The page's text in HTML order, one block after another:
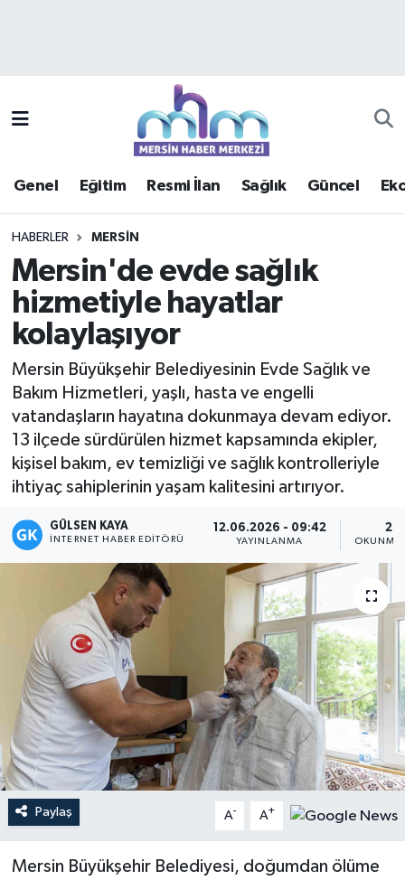
Genel Eğitim Resmi İlan Sağlık Güncel
HABERLER MERSIN
Mersin'de evde sağlık
hizmetiyle hayatlar
kolaylaşıyor
Mersin Büyükşehir Belediyesinin Evde Sağlık ve
Bakım Hizmetleri, yaşlı, hasta ve engelli
vatandaşların hayatına dokunmaya devam ediyor.
13 ilçede sürdürülen hizmet kapsamında ekipler,
kişisel bakım, ev temizliği ve sağlık kontrolleriyle
ihtiyaç sahiplerinin yaşam kalitesini artırıyor.
GÜLSEN KAYA
İNTERNET HABER EDITÖRÜ
12.06.2026 - 09:42
YAYINLANMA
2
OKUNMA
Paylaş A- A+
Mersin Büyükşehir Belediyesi, doğumdan ölüme
Güncel
Haberde insan
Kültür - Sanat
Magazin
Mersin
Mersin Tarihi
Özel Haber
Politika
Resmi İlan
Sağlık
Spor
Sürmanşet
Mersin Trafik Yoğunluk Haritası
Süper Lig Puan Durumu ve Fikstür
Haber Arşivi